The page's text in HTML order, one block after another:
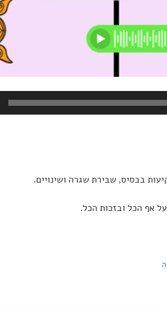
בבסיס, שבירת שגרה ושינויים.
אף הכל ובזכות הכל.